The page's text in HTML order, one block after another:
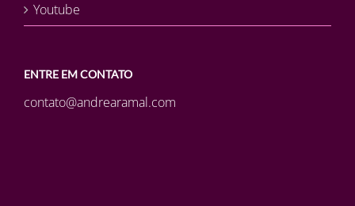
Youtube
ENTRE EM CONTATO
contato@andrearamal.com